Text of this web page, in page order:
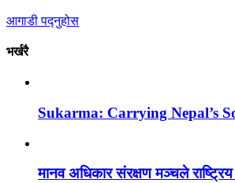
आगाडी पद्नुहोस
भर्खरै
Sukarma: Carrying Nepal’s
मानव अधिकार संरक्षण मञ्चले